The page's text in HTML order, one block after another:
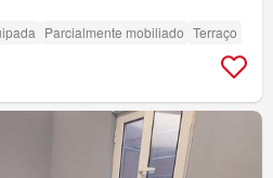
Parcialmente mobiliado Terraço